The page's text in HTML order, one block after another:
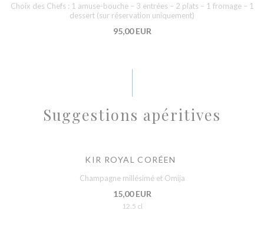
Choix des Chefs : 1 amuse-bouche – 3 entrées – 2 plats – 1 fromage – 1
dessert (sur réservation uniquement)
95,00 EUR
Suggestions apéritives
KIR ROYAL CORÉEN
Champagne millésimé et Omija
15,00 EUR
12.5 cl